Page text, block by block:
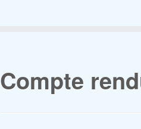
Compte